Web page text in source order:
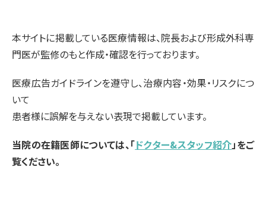
本サイトに掲載している医療情報は、院長および形成外科専
門医が監修のもと作成・確認を行っております。
医療広告ガイドラインを遵守し、治療内容・効果・リスクにつ
いて
患者様に誤解を与えない表現で掲載しています。
当院の在籍医師については、「ドクター&スタッフ紹介」をご
覧ください。